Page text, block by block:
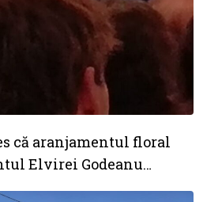
că aranjamentul floral
Elvirei Godeanu…